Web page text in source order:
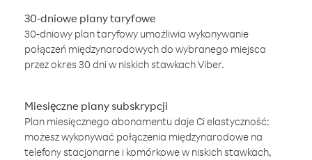
30-dniowe plany taryfowe
30-dniowy plan taryfowy umożliwia wykonywanie
połączeń międzynarodowych do wybranego miejsca
przez okres 30 dni w niskich stawkach Viber.
Miesięczne plany subskrypcji
Plan miesięcznego abonamentu daje Ci elastyczność:
możesz wykonywać połączenia międzynarodowe na
telefony stacjonarne i komórkowe w niskich stawkach,